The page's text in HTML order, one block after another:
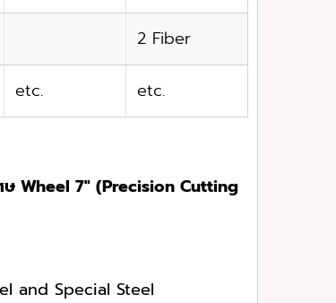
2 Fiber
etc. etc.
Wheel 7″ (Precision Cutting
and Special Steel